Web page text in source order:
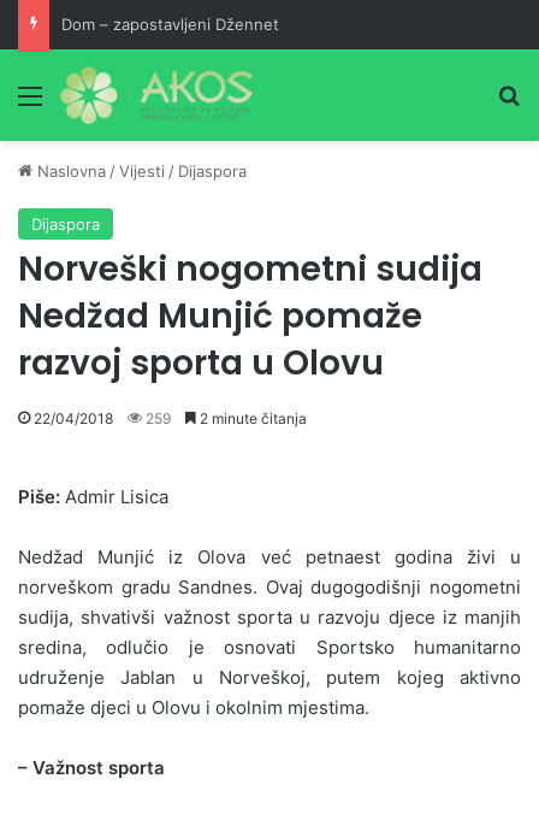
Dom – zapostavljeni Džennet
Meni
Naslovna /Vijesti / Dijaspora
Dijaspora
Norveški nogometni sudija
Nedžad Munjić pomaže
razvoj sporta u Olovu
22/04/2018 259 2 minute čitanja
Piše: Admir Lisica
Nedžad Munjić iz Olova već petnaest godina živi u
norveškom gradu Sandnes. Ovaj dugogodišnji nogometni
sudija, shvativši važnost sporta u razvoju djece iz manjih
sredina, odlučio je osnovati Sportsko humanitarno
udruženje Jablan u Norveškoj, putem kojeg aktivno
pomaže djeci u Olovu i okolnim mjestima.
– Važnost sporta